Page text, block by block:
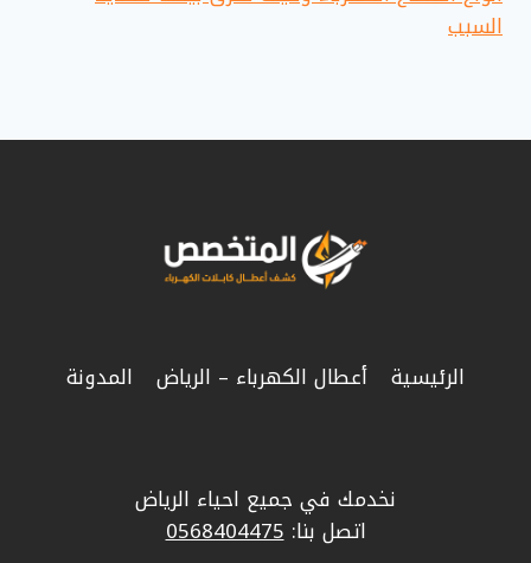
السبب
الرئيسية أعطال الكهرباء – الرياض المدونة
نخدمك في جميع احياء الرياض
اتصل بنا:0568404475